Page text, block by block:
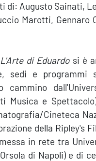
Augusto Sainati,
Marotti,
di Eduardosi è
sedi e programmi
Musica e
Cineteca
della Ripley's
in rete tra
di Napoli) e di